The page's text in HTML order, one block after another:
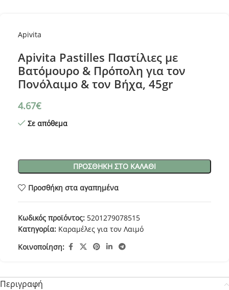
Apivita
Apivita Pastilles Παστίλιες με
Βατόμουρο & Πρόπολη για τον
Πονόλαιμο & τον Βήχα, 45gr
4.67€
Σε απόθεμα
ΠΡΟΣΘΉΚΗ ΣΤΟ ΚΑΛΆΘΙ
Προσθήκη στα αγαπημένα
Κωδικός προϊόντος: 5201279078515
Κατηγορία: Καραμέλες για τον Λαιμό
Κοινοποίηση:
Περιγραφή